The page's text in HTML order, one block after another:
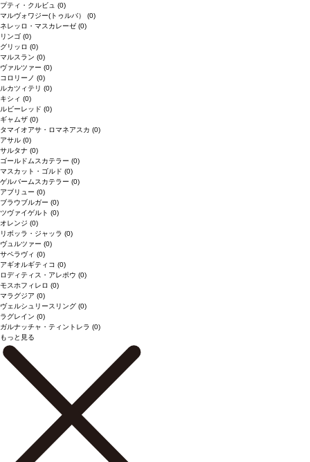
プティ・クルビュ (0)
マルヴォワジー(トゥルバ） (0)
ネレッロ・マスカレーゼ (0)
リンゴ (0)
グリッロ (0)
マルスラン (0)
ヴァルツァー (0)
コロリーノ (0)
ルカツィテリ (0)
キシィ (0)
ルビーレッド (0)
ギャムザ (0)
タマイオアサ・ロマネアスカ (0)
アサル (0)
サルタナ (0)
ゴールドムスカテラー (0)
マスカット・ゴルド (0)
ゲルバームスカテラー (0)
アブリュー (0)
ブラウブルガー (0)
ツヴァイゲルト (0)
オレンジ (0)
リボッラ・ジャッラ (0)
ヴュルツァー (0)
サペラヴィ (0)
アギオルギティコ (0)
ロディティス・アレポウ (0)
モスホフィレロ (0)
マラグジア (0)
ヴェルシュリースリング (0)
ラグレイン (0)
ガルナッチャ・ティントレラ (0)
もっと見る